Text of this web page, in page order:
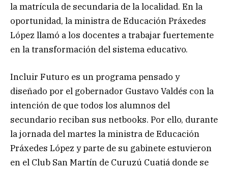
la matrícula de secundaria de la localidad. En la
oportunidad, la ministra de Educación Práxedes
López llamó a los docentes a trabajar fuertemente
en la transformación del sistema educativo.
Incluir Futuro es un programa pensado y
diseñado por el gobernador Gustavo Valdés con la
intención de que todos los alumnos del
secundario reciban sus netbooks. Por ello, durante
la jornada del martes la ministra de Educación
Práxedes López y parte de su gabinete estuvieron
en el Club San Martín de Curuzú Cuatiá donde se